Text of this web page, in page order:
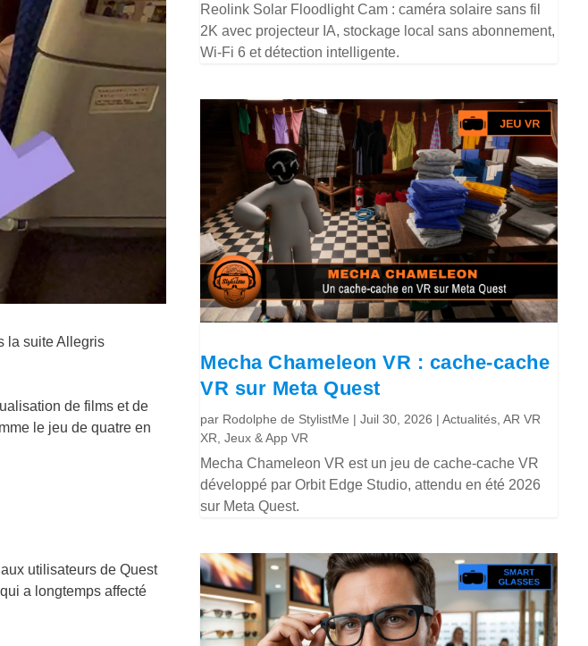
la suite Allegris
de films et de
le jeu de quatre en
utilisateurs de Quest
a longtemps affecté
Reolink Solar Floodlight Cam : caméra solaire sans fil
2K avec projecteur IA, stockage local sans abonnement,
Wi-Fi 6 et détection intelligente.
Mecha Chameleon VR : cache-cache
VR sur Meta Quest
par Rodolphe de StylistMe |Juil 30, 2026 |Actualités ,AR VR
XR ,Jeux & App VR
Mecha Chameleon VR est un jeu de cache-cache VR
développé par Orbit Edge Studio, attendu en été 2026
sur Meta Quest.